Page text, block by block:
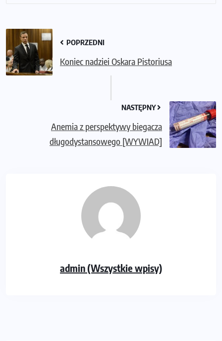
POPRZEDNI
Koniec nadziei Oskara Pistoriusa
NASTĘPNY
Anemia z perspektywy biegacza
długodystansowego [WYWIAD]
admin (Wszystkie wpisy)